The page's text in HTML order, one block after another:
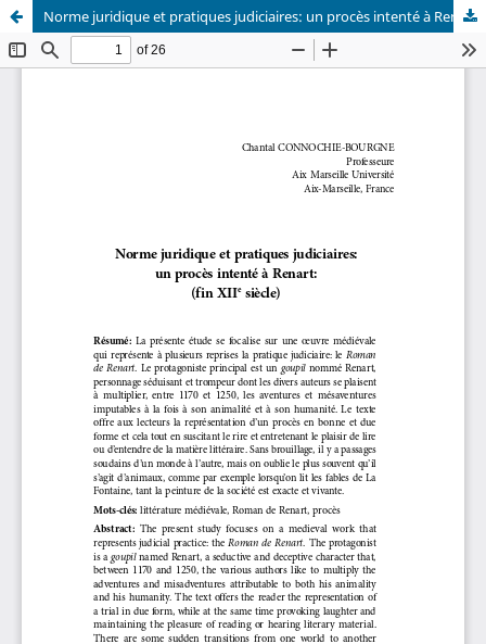
Norme juridique et pratiques judiciaires: un procès intenté à Renart: (fin XIIe siècle)